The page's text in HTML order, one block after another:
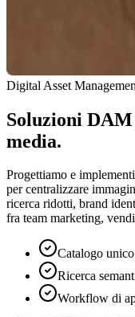
Digital Asset
Soluzioni
media.
Progettiamo e
per centralizzare
ricerca ridotti, brand
fra team marketing,
Catalogo
Ricerca
Workflow di